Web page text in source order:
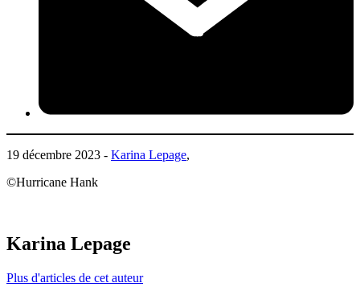
19 décembre 2023 - Karina Lepage,
©Hurricane Hank
Karina Lepage
Plus d'articles de cet auteur